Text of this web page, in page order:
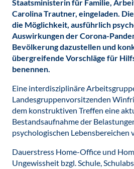
Staatsministerin für Familie,
Carolina Trautner, eingeladen.
die Möglichkeit, ausführlich
Auswirkungen der Corona-
Bevölkerung dazustellen und
übergreifende Vorschläge für
benennen.
Eine interdisziplinäre
Landesgruppenvorsitzenden
dem konstruktiven Treffen eine
Bestandsaufnahme der
psychologischen Lebensbereichen
Dauerstress Home-Office und
Ungewissheit bzgl. Schule,